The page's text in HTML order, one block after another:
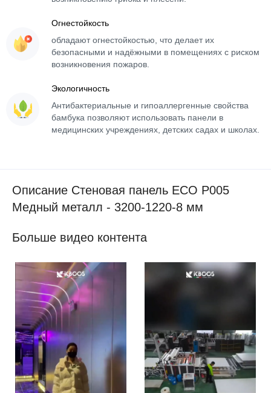
Огнестойкость
обладают огнестойкостью, что делает их
безопасными и надёжными в помещениях с риском
возникновения пожаров.
Экологичность
Антибактериальные и гипоаллергенные свойства
бамбука позволяют использовать панели в
медицинских учреждениях, детских садах и школах.
Описание Стеновая панель ECO P005
Медный металл - 3200-1220-8 мм
Больше видео контента